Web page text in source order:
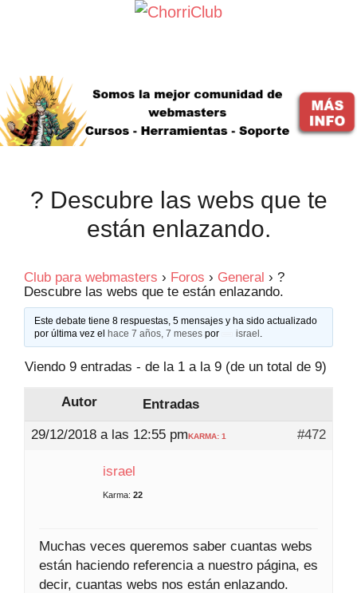
? Descubre las webs que te
están enlazando.
Club para webmasters › Foros › General › ?
Descubre las webs que te están enlazando.
Este debate tiene 8 respuestas, 5 mensajes y ha sido actualizado
por última vez elhace 7 años, 7 meses por israel.
Viendo 9 entradas - de la 1 a la 9 (de un total de 9)
Autor
Entradas
29/12/2018 a las 12:55 pm
#472
KARMA: 1
israel
Karma: 22
Muchas veces queremos saber cuantas webs
están haciendo referencia a nuestro página, es
decir, cuantas webs nos están enlazando.